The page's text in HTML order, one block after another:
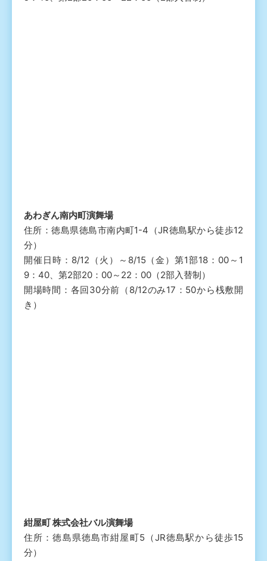
あわぎん南内町演舞場
住所：徳島県徳島市南内町1-4（JR徳島駅から徒歩12
分）
開催日時：8/12（火）～8/15（金）第1部18：00～1
9：40、第2部20：00～22：00（2部入替制）
開場時間：各回30分前（8/12のみ17：50から桟敷開
き）
紺屋町 株式会社バル演舞場
住所：徳島県徳島市紺屋町5（JR徳島駅から徒歩15
分）